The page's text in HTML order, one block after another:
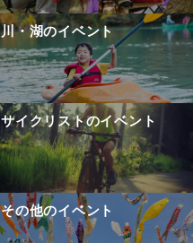
川・湖のイベント
サイクリストのイベント
その他のイベント